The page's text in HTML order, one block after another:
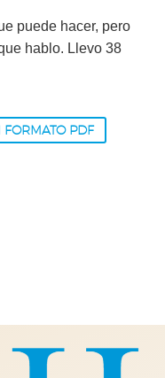
puede hacer, pero
hablo. Llevo 38
PDF